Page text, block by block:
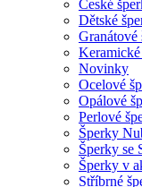
České
Dětské
Granátové
Novinky
Ocelové
Opálové
Perlové
Šperky
Šperky se
Šperky v
Stříbrné